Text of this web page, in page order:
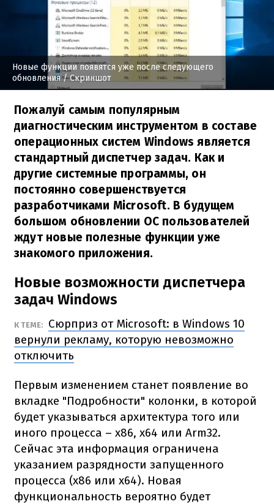
Новые функции появятся уже после следующего
обновления/ Скриншот
Пожалуй самым популярным
диагностическим инструментом в составе
операционных систем Windows является
стандартный диспетчер задач. Как и
другие системные программы, он
постоянно совершенствуется
разработчиками Microsoft. В будущем
большом обновлении ОС пользователей
ждут новые полезные функции уже
знакомого приложения.
Новые возможности диспетчера
задач Windows
К ТЕМЕ:
Сюрприз от Microsoft: в Windows 10
вернули рекламу, которую невозможно
отключить
Первым изменением станет появление во
вкладке "Подробности" колонки, в которой
будет указываться архитектура того или
иного процесса – x86, x64 или Arm32.
Сейчас эта информация ограничена
указанием разрядности запущенного
процесса (x86 или x64). Новая
функциональность вероятно будет